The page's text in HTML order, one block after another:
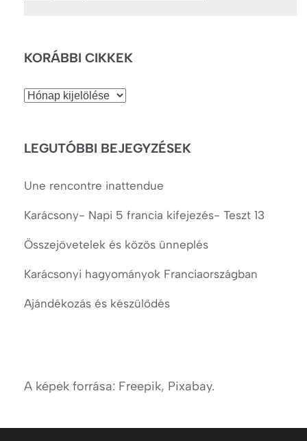
KORÁBBI CIKKEK
Korábbi
LEGUTÓBBI BEJEGYZÉSEK
Une rencontre inattendue
Karácsony- Napi 5 francia kifejezés- Teszt 13
Összejövetelek és közös ünneplés
Karácsonyi hagyományok Franciaországban
Ajándékozás és készülődés
A képek forrása: Freepik, Pixabay.